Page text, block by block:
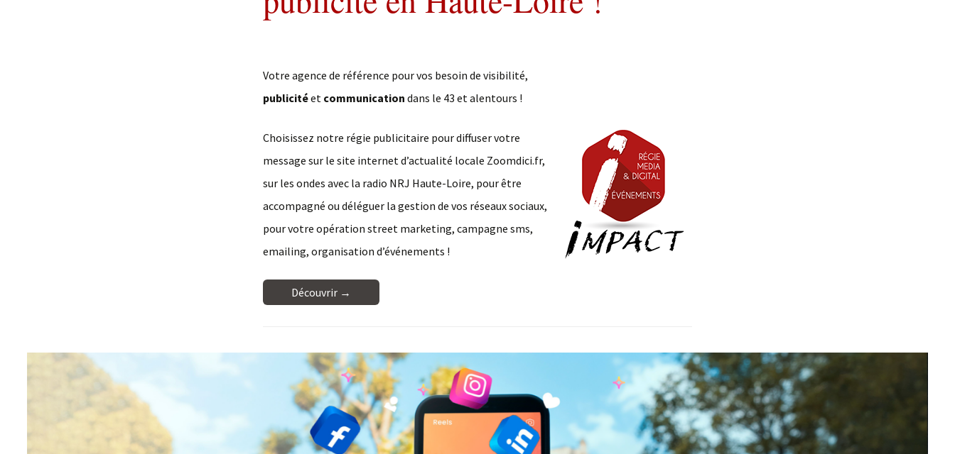
communication Print
Votre agence de référence pour vos besoin de visibilité,
publicitéet communication dans le 43 et alentours !
Choisissez notre régie publicitaire pour diffuser votre
message sur le site internet d’actualité locale Zoomdici.fr,
sur les ondes avec la radio NRJ Haute-Loire, pour être
accompagné ou déléguer la gestion de vos réseaux sociaux,
pour votre opération street marketing, campagne sms,
emailing, organisation d’événements !
Découvrir →